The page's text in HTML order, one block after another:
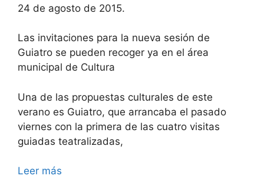
24 de agosto de 2015.
Las invitaciones para la nueva sesión de
Guiatro se pueden recoger ya en el área
municipal de Cultura
Una de las propuestas culturales de este
verano es Guiatro, que arrancaba el pasado
viernes con la primera de las cuatro visitas
guiadas teatralizadas,
Leer más